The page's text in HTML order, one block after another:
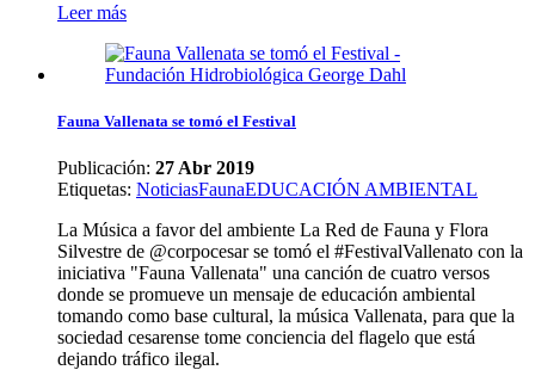
Leer más
Fauna Vallenata se tomó el Festival
Publicación: 27 Abr 2019
Etiquetas: NoticiasFaunaEDUCACIÓN AMBIENTAL
La Música a favor del ambiente La Red de Fauna y Flora
Silvestre de @corpocesar se tomó el #FestivalVallenato con la
iniciativa "Fauna Vallenata" una canción de cuatro versos
donde se promueve un mensaje de educación ambiental
tomando como base cultural, la música Vallenata, para que la
sociedad cesarense tome conciencia del flagelo que está
dejando tráfico ilegal.